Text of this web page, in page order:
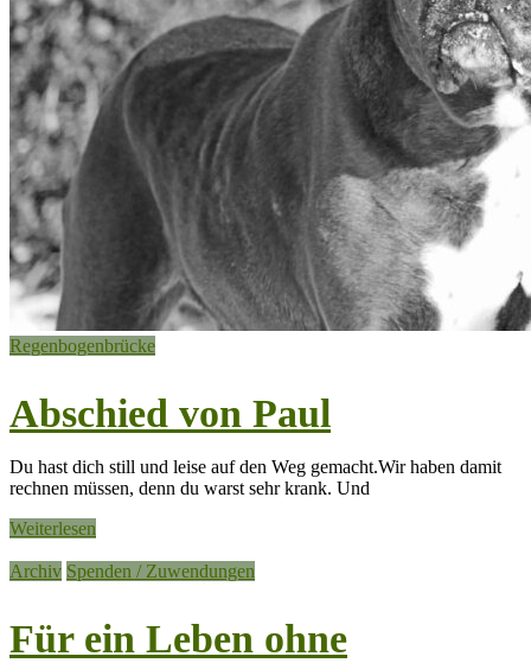
Regenbogenbrücke
Abschied von Paul
Du hast dich still und leise auf den Weg gemacht.Wir haben damit
rechnen müssen, denn du warst sehr krank. Und
Weiterlesen
Archiv Spenden / Zuwendungen
Für ein Leben ohne